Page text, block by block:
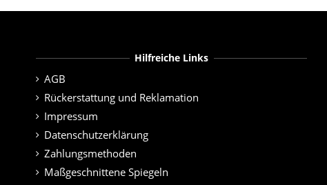
Hilfreiche Links
AGB
Rückerstattung und Reklamation
Impressum
Datenschutzerklärung
Zahlungsmethoden
Maßgeschnittene Spiegeln